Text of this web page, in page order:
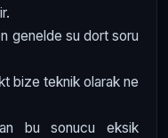
genelde su dort soru
bize teknik olarak ne
bu sonucu eksik